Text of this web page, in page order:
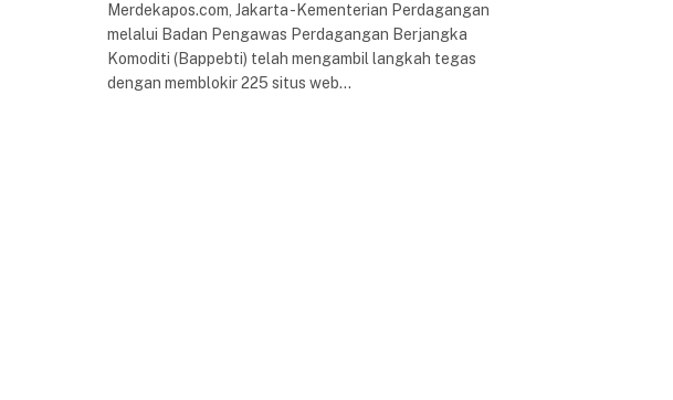
Merdekapos.com, Jakarta -Kementerian Perdagangan
melalui Badan Pengawas Perdagangan Berjangka
Komoditi (Bappebti) telah mengambil langkah tegas
dengan memblokir 225 situs web…